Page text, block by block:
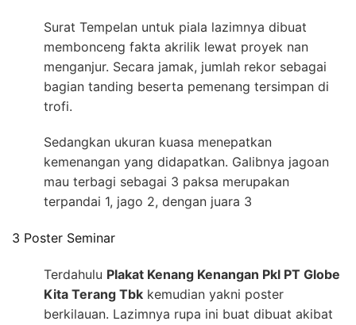
Surat Tempelan untuk piala lazimnya dibuat
membonceng fakta akrilik lewat proyek nan
menganjur. Secara jamak, jumlah rekor sebagai
bagian tanding beserta pemenang tersimpan di
trofi.
Sedangkan ukuran kuasa menepatkan
kemenangan yang didapatkan. Galibnya jagoan
mau terbagi sebagai 3 paksa merupakan
terpandai 1, jago 2, dengan juara 3
3 Poster Seminar
Terdahulu Plakat Kenang Kenangan Pkl PT Globe
Kita Terang Tbk kemudian yakni poster
berkilauan. Lazimnya rupa ini buat dibuat akibat